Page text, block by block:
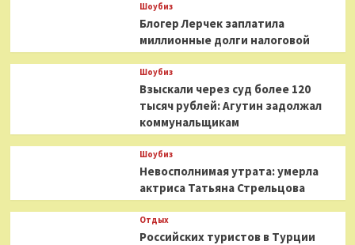
Шоубиз
Блогер Лерчек заплатила
миллионные долги налоговой
Шоубиз
Взыскали через суд более 120
тысяч рублей: Агутин задолжал
коммунальщикам
Шоубиз
Невосполнимая утрата: умерла
актриса Татьяна Стрельцова
Отдых
Российских туристов в Турции